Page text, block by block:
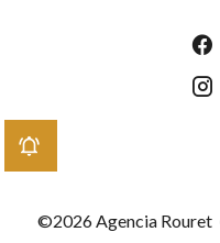
©2026 Agencia Rouret